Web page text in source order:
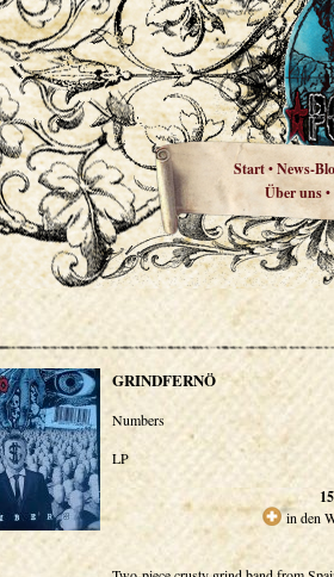
Start•News-
Über uns•
GRINDFERNÖ
Numbers
LP
in den